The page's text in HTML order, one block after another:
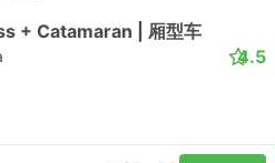
+ Catamaran | 厢型车
4.5